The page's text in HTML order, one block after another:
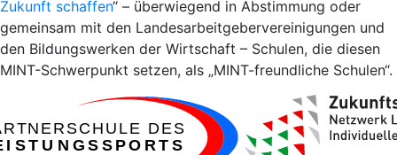
Zukunft schaffen“ – überwiegend in Abstimmung oder
gemeinsam mit den Landesarbeitgebervereinigungen und
den Bildungswerken der Wirtschaft – Schulen, die diesen
MINT-Schwerpunkt setzen, als „MINT-freundliche Schulen“.
ARTNERSCHULE DES
EISTUNGSSPORTS